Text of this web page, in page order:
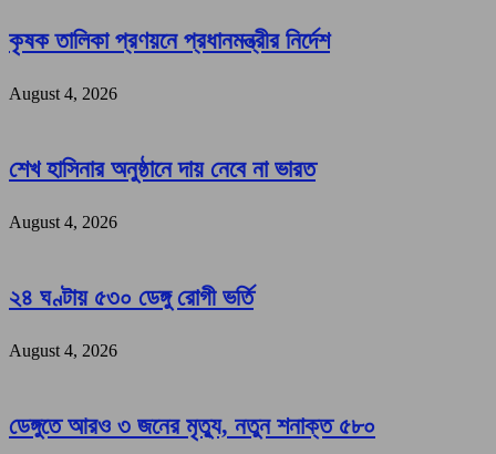
কৃষক তালিকা প্রণয়নে প্রধানমন্ত্রীর নির্দেশ
August 4, 2026
শেখ হাসিনার অনুষ্ঠানে দায় নেবে না ভারত
August 4, 2026
২৪ ঘণ্টায় ৫৩০ ডেঙ্গু রোগী ভর্তি
August 4, 2026
ডেঙ্গুতে আরও ৩ জনের মৃত্যু, নতুন শনাক্ত ৫৮০